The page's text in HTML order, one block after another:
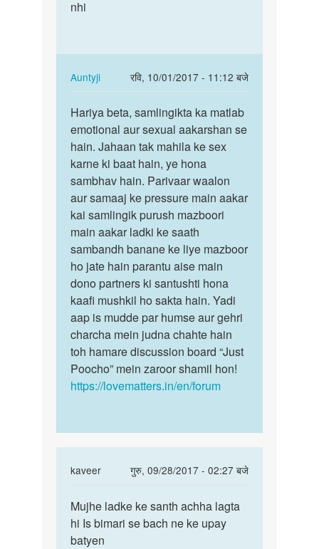
sath
sex
krna
by
vishal
jain
gay
chod
sakte…
nhi
Auntyji
रवि, 10/01/2017 - 11:12 बजे
In
reply
to
Kya
gay
ladki
ko
chod
sakte…
by
Hariya
Hariya
beta,
samlingikta
ka…
Hariya beta, samlingikta ka matlab
emotional aur sexual aakarshan se
hain. Jahaan tak mahila ke sex
karne ki baat hain, ye hona
sambhav hain. Parivaar waalon
aur samaaj ke pressure main aakar
kai samlingik purush mazboori
main aakar ladki ke saath
sambandh banane ke liye mazboor
ho jate hain parantu aise main
dono partners ki santushti hona
kaafi mushkil ho sakta hain. Yadi
aap is mudde par humse aur gehri
charcha mein judna chahte hain
toh hamare discussion board “Just
Poocho” mein zaroor shamil hon!
https://lovematters.in/en/forum
kaveer
गुरु, 09/28/2017 - 02:27 बजे
In
to
mujhe
boy
Mujhe
ladke
ke
Mujhe ladke ke santh achha lagta
hi Is bimari se bach ne ke upay
batyen